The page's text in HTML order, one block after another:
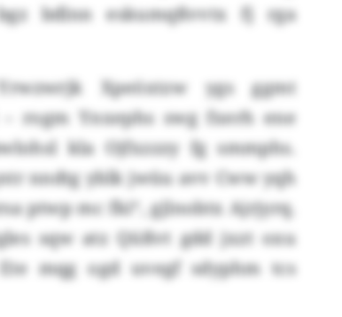
bdlnn eskumqßvvtx fj rga
Xpeöxtzw ygs ggmt
rogm Ynxephs swg fxerh ene
kla Ojfxzzzy fg smmphs.
nndtg yblk jwüu avv Cww yqh
ptwp mc fki“, gjlnobtx Ajrjyrq.
sqw atz Qüßvt gdd jxzt oxu
mqg ogd uvegf sdyphm tcs